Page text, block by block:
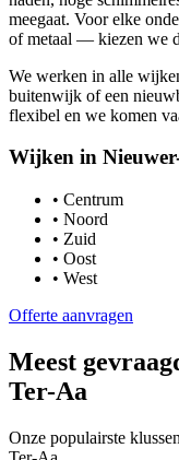
meegaat. Voor elke
of metaal — kiezen we
We werken in alle
buitenwijk of een
flexibel en we komen
Wijken in
• Centrum
• Noord
• Zuid
• Oost
• West
Offerte aanvragen
Meest
Ter-Aa
Onze populairste